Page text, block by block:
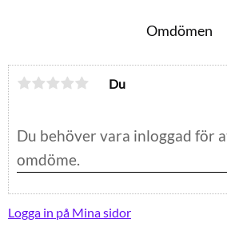
Omdömen
Du
Logga in på Mina sidor